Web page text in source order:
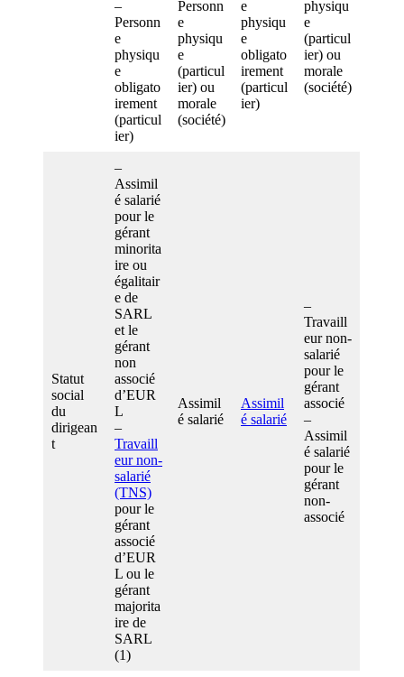
–
Personn
e
physiqu
e
obligato
irement
(particul
ier)
Personn
e
physiqu
e
(particul
ier) ou
morale
(société)
e
physiqu
e
obligato
irement
(particul
ier)
physiqu
e
(particul
ier) ou
morale
(société)
Statut
social
du
dirigean
t
–
Assimil
é salarié
pour le
gérant
minorita
ire ou
égalitair
e de
SARL
et le
gérant
non
associé
d’EUR
L
–
Travaill
eur non-
salarié
(TNS)
pour le
gérant
associé
d’EUR
L ou le
gérant
majorita
ire de
SARL
(1)
Assimil
é salarié
Assimil
é salarié
–
Travaill
eur non-
salarié
pour le
gérant
associé
–
Assimil
é salarié
pour le
gérant
non-
associé